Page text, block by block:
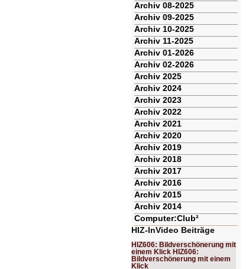
Archiv 08-2025
Archiv 09-2025
Archiv 10-2025
Archiv 11-2025
Archiv 01-2026
Archiv 02-2026
Archiv 2025
Archiv 2024
Archiv 2023
Archiv 2022
Archiv 2021
Archiv 2020
Archiv 2019
Archiv 2018
Archiv 2017
Archiv 2016
Archiv 2015
Archiv 2014
Computer:Club²
HIZ-InVideo Beiträge
HIZ606: Bildverschönerung mit
einem Klick HIZ606:
Bildverschönerung mit einem
Klick